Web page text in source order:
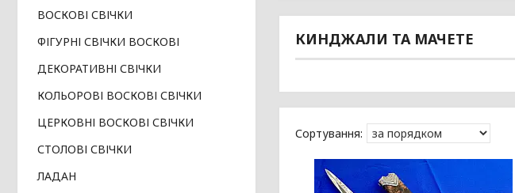
КИНДЖАЛИ ТА МАЧЕТЕ
ВОСКОВІ СВІЧКИ
ФІГУРНІ СВІЧКИ ВОСКОВІ
ДЕКОРАТИВНІ СВІЧКИ
КОЛЬОРОВІ ВОСКОВІ СВІЧКИ
ЦЕРКОВНІ ВОСКОВІ СВІЧКИ
СТОЛОВІ СВІЧКИ
ЛАДАН